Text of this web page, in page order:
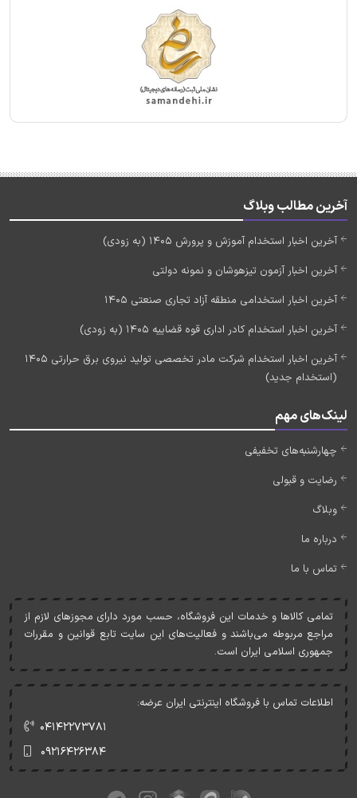
آخرین مطالب وبلاگ
آخرین اخبار استخدام آموزش و پرورش 1405 (به زودی)
آخرین اخبار آزمون تیزهوشان و نمونه دولتی
آخرین اخبار استخدامی منطقه آزاد تجاری صنعتی 1405
آخرین اخبار استخدام کادر اداری قوه قضاییه 1405 (به زودی)
آخرین اخبار استخدام شرکت مادر تخصصی تولید نیروی برق حرارتی 1405
(استخدام جدید)
لینک‌های مهم
چهارشنبه‌های تخفیفی
رضایت و قبولی
وبلاگ
درباره ما
تماس با ما
تمامی کالاها و خدمات اين فروشگاه، حسب مورد دارای مجوزهای لازم از
مراجع مربوطه می‌باشند و فعاليت‌های اين سايت تابع قوانين و مقررات
جمهوری اسلامی ايران است.
اطلاعات تماس با فروشگاه اینترنتی ایران عرضه:
۰۴۱۴۲۲۷۳۷۸۱
۰۹۲۱۶۴۲۶۳۸۴